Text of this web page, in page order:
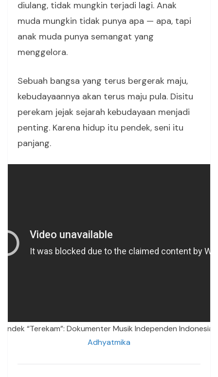
diulang, tidak mungkin terjadi lagi. Anak
muda mungkin tidak punya apa — apa, tapi
anak muda punya semangat yang
menggelora.
Sebuah bangsa yang terus bergerak maju,
kebudayaannya akan terus maju pula. Disitu
perekam jejak sejarah kebudayaan menjadi
penting. Karena hidup itu pendek, seni itu
panjang.
“Terekam”: Dokumenter Musik Independen Indonesia
Adhyatmika